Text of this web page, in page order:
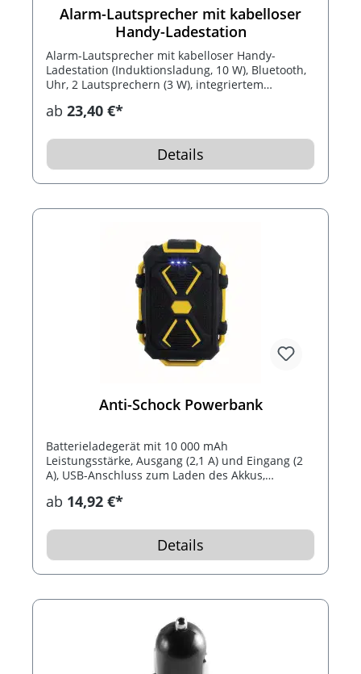
Alarm-Lautsprecher mit kabelloser
Handy-Ladestation
Alarm-Lautsprecher mit kabelloser Handy-
Ladestation (Induktionsladung, 10 W), Bluetooth,
Uhr, 2 Lautsprechern (3 W), integriertem
Reichweite. Der Lautsprecher ist mit allen
Akku bis zu 7 Stunden Musik abspielen. Mit
Zubehör inklusive: USB-Ladekabel. Optimal für
Ihren Nachttisch.
ab 23,40 €*
Details
Anti-Schock Powerbank
Batterieladegerät mit 10 000 mAh
Leistungsstärke, Ausgang (2,1 A) und Eingang (2
A), USB-Anschluss zum Laden des Akkus,
Beschichtung, LED-Ladeanzeige und
Mobil-Telefonen aller Art. Ein 30 cm Mikro-USB
ab 14,92 €*
Details